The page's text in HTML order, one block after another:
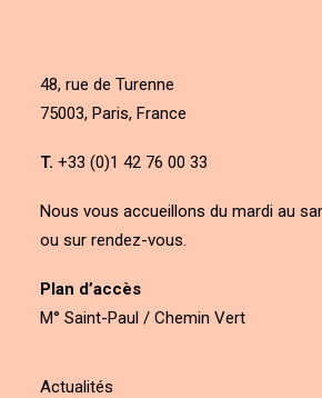
48, rue de Turenne
75003, Paris, France
T. +33 (0)1 42 76 00 33
Nous vous accueillons du mardi au
ou sur rendez-vous.
Plan d’accès
M° Saint-Paul / Chemin Vert
Actualités